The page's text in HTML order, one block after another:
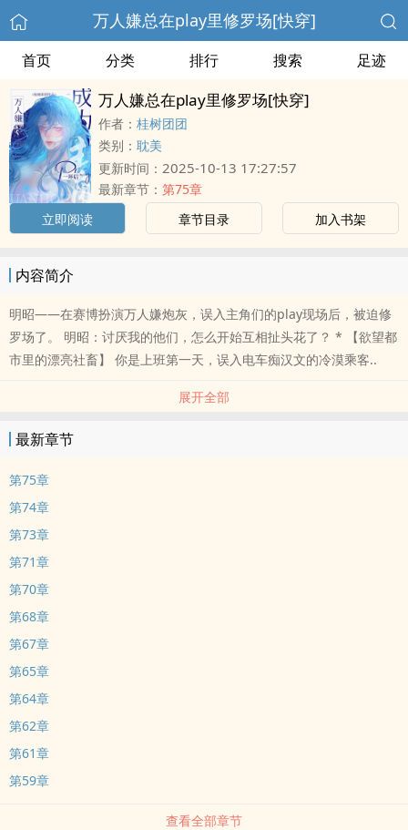
万人嫌总在play里修罗场[快穿]
首页 分类 排行 搜索 足迹
万人嫌总在play里修罗场[快穿]
作者： 桂树团团
类别： 耽美
更新时间： 2025-10-13 17:27:57
最新章节： 第75章
立即阅读
章节目录 加入书架
内容简介
明昭——在赛博扮演万人嫌炮灰，误入主角们的play现场后，被迫修
罗场了。 明昭：讨厌我的他们，怎么开始互相扯头花了？ * 【欲望都
市里的漂亮社畜】 你是上班第一天，误入电车痴汉文的冷漠乘客..
展开全部
最新章节
第75章
第74章
第73章
第71章
第70章
第68章
第67章
第65章
第64章
第62章
第61章
第59章
查看全部章节